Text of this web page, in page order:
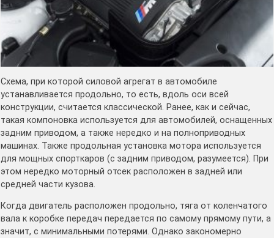
Схема, при которой силовой агрегат в автомобиле
устанавливается продольно, то есть, вдоль оси всей
конструкции, считается классической. Ранее, как и сейчас,
такая компоновка используется для автомобилей, оснащенных
задним приводом, а также нередко и на полноприводных
машинах. Также продольная установка мотора используется
для мощных спорткаров (с задним приводом, разумеется). При
этом нередко моторный отсек расположен в задней или
средней части кузова.
Когда двигатель расположен продольно, тяга от коленчатого
вала к коробке передач передается по самому прямому пути, а
значит, с минимальными потерями. Однако закономерно